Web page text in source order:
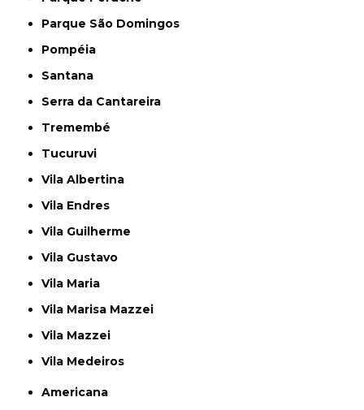
Parque São Domingos
Pompéia
Santana
Serra da Cantareira
Tremembé
Tucuruvi
Vila Albertina
Vila Endres
Vila Guilherme
Vila Gustavo
Vila Maria
Vila Marisa Mazzei
Vila Mazzei
Vila Medeiros
Americana